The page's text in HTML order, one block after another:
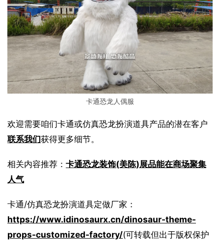
卡通恐龙人偶服
欢迎需要咱们卡通或仿真恐龙扮演道具产品的潜在客户
联系我们获得更多细节。
相关内容推荐： 卡通恐龙装饰(美陈)展品能在商场聚集
人气
卡通/仿真恐龙扮演道具定做厂家：
https://www.idinosaurx.cn/dinosaur-theme-
props-customized-factory/(可转载但出于版权保护